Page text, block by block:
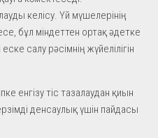
келісу. Үй мүшелерінің
бұл міндеттен ортақ әдетке
салу рәсімнің жүйелілігін
енгізу тіс тазалаудан қиын
денсаулық үшін пайдасы